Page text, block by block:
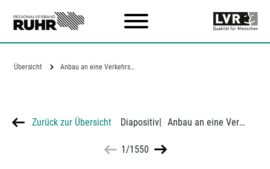
Übersicht Anbau an eine Verkehrsstraße in…
Zurück zur Übersicht Diapositiv| Anbau an eine Verkehrsstraße in Marl-Dorsten
1/1550